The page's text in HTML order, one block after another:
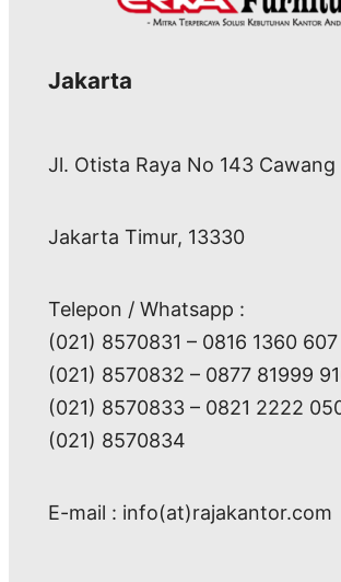
Jakarta
Jl. Otista Raya No 143 Cawang
Jakarta Timur, 13330
Telepon / Whatsapp :
(021) 8570831 – 0816 1360 607
(021) 8570832 – 0877 81999
(021) 8570833 – 0821 2222
(021) 8570834
E-mail : info(at)rajakantor.com